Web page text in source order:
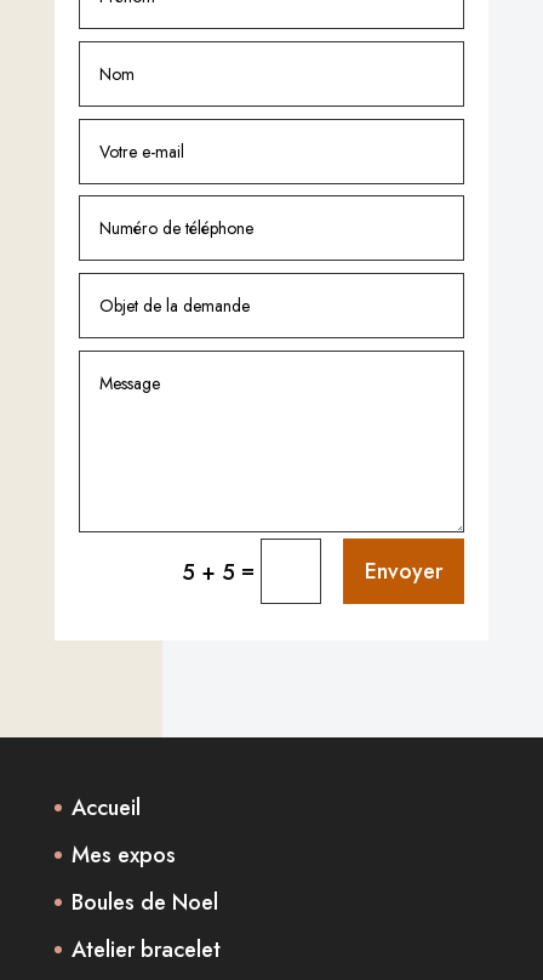
5 + 5 = Envoyer
Accueil
Mes expos
Boules de Noel
Atelier bracelet